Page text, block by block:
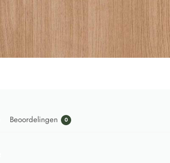
Beoordelingen 0